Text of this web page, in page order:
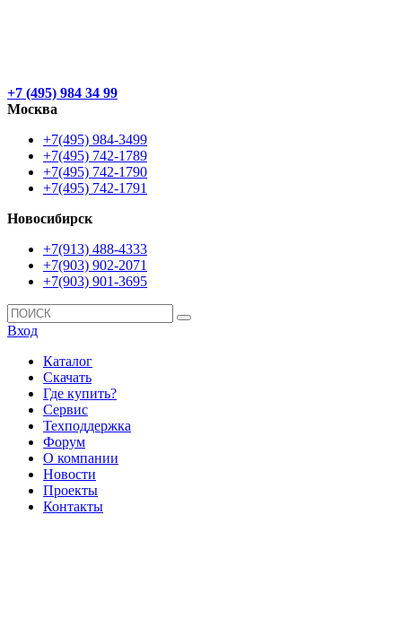
+7 (495) 984 34 99
Москва
+7(495) 984-3499
+7(495) 742-1789
+7(495) 742-1790
+7(495) 742-1791
Новосибирск
+7(913) 488-4333
+7(903) 902-2071
+7(903) 901-3695
Вход
Каталог
Скачать
Где купить?
Сервис
Техподдержка
Форум
О компании
Новости
Проекты
Контакты